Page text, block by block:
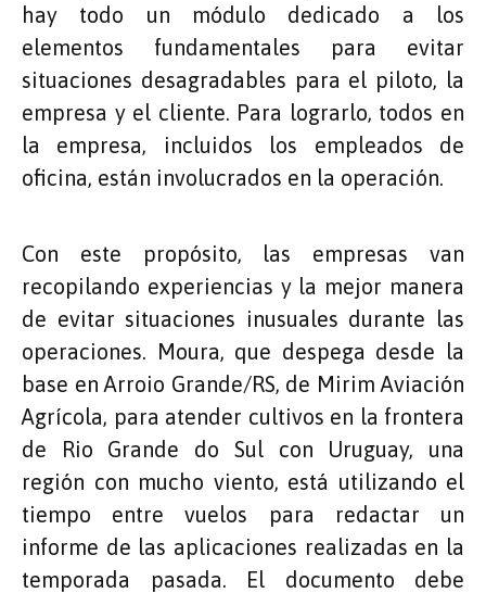
hay todo un módulo dedicado a los
elementos fundamentales para evitar
situaciones desagradables para el piloto, la
empresa y el cliente. Para lograrlo, todos en
la empresa, incluidos los empleados de
oficina, están involucrados en la operación.
Con este propósito, las empresas van
recopilando experiencias y la mejor manera
de evitar situaciones inusuales durante las
operaciones. Moura, que despega desde la
base en Arroio Grande/RS, de Mirim Aviación
Agrícola, para atender cultivos en la frontera
de Rio Grande do Sul con Uruguay, una
región con mucho viento, está utilizando el
tiempo entre vuelos para redactar un
informe de las aplicaciones realizadas en la
temporada pasada. El documento debe